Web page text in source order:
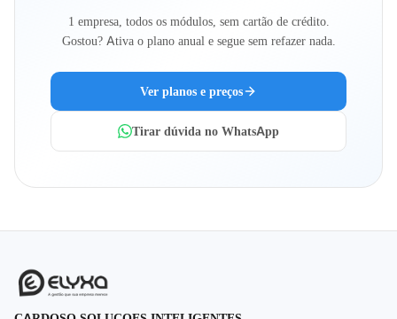
1 empresa, todos os módulos, sem cartão de crédito.
Gostou? Ativa o plano anual e segue sem refazer nada.
Ver planos e preços
Tirar dúvida no WhatsApp